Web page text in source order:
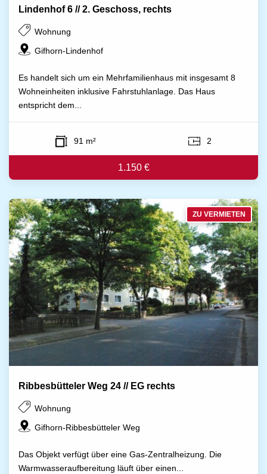
Lindenhof 6 // 2. Geschoss, rechts
Wohnung
Gifhorn-Lindenhof
Es handelt sich um ein Mehrfamilienhaus mit insgesamt 8
Wohneinheiten inklusive Fahrstuhlanlage. Das Haus
entspricht dem...
91 m² 2
1.150 €
Ribbesbütteler Weg 24 // EG rechts
Wohnung
Gifhorn-Ribbesbütteler Weg
Das Objekt verfügt über eine Gas-Zentralheizung. Die
Warmwasseraufbereitung läuft über einen...
ZU VERMIETEN